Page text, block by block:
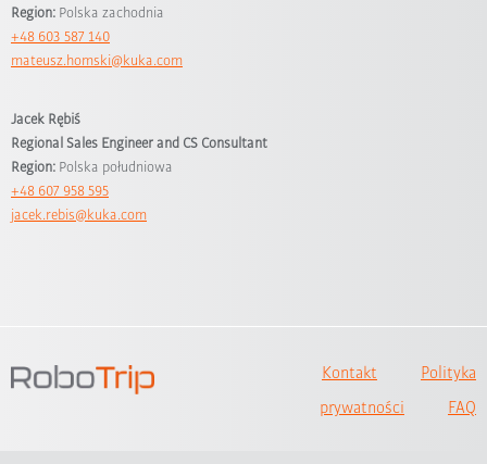
Region: Polska zachodnia
+48 603 587 140
mateusz.homski@kuka.com
Jacek Rębiś
Regional Sales Engineer and CS Consultant
Region: Polska południowa
+48 607 958 595
jacek.rebis@kuka.com
Kontakt
Polityka
prywatności
FAQ